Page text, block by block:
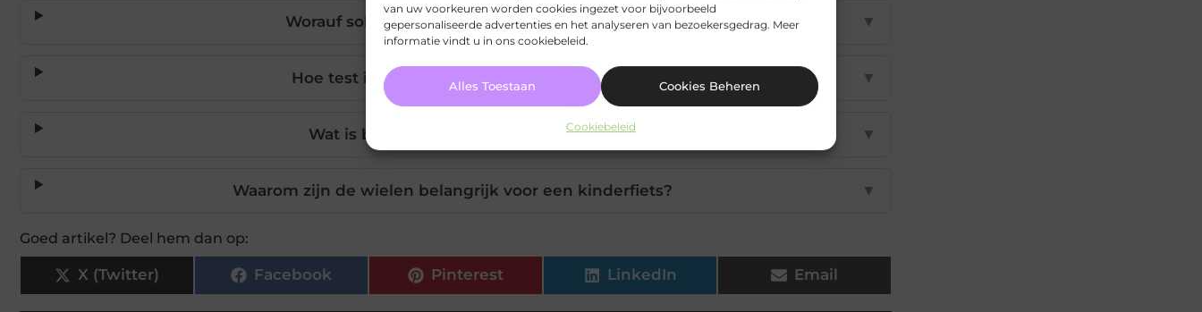
van uw voorkeuren worden cookies ingezet voor bijvoorbeeld
gepersonaliseerde advertenties en het analyseren van bezoekersgedrag. Meer
informatie vindt u in ons cookiebeleid.
Alles Toestaan Cookies Beheren
Cookiebeleid
Worauf sollte ich beim Fietsframe achten? ▼
Hoe test ik of de remmen goed werken? ▼
Wat is belangrijk bij de fietsketting? ▼
Waarom zijn de wielen belangrijk voor een kinderfiets? ▼
Goed artikel? Deel hem dan op:
X (Twitter) Facebook Pinterest LinkedIn Email